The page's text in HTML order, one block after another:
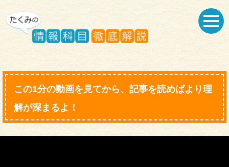
この1分の動画を見てから、記事を読めばより理
解が深まるよ！